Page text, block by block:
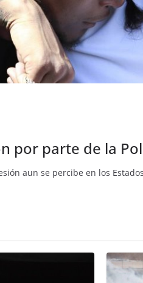
por parte de la
aun se percibe en los